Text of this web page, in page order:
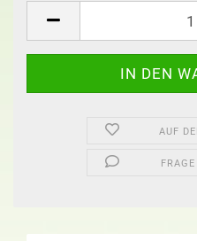
AUF